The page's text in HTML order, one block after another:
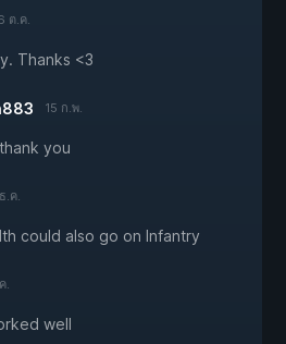
ต.ค.
Thanks <3
15 ก.พ.
you
.ค.
could also go on Infantry
.
well